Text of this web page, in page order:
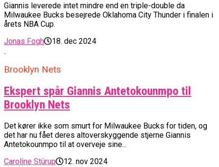
Giannis leverede intet mindre end en triple-double da
Milwaukee Bucks besejrede Oklahoma City Thunder i finalen i
årets NBA Cup.
Jonas Fogh
18. dec 2024
Brooklyn Nets
Ekspert spår Giannis Antetokounmpo til
Brooklyn Nets
Det kører ikke som smurt for Milwaukee Bucks for tiden, og
det har nu fået deres altoverskyggende stjerne Giannis
Antetokounmpo til at overveje sine...
Caroline Stürup
12. nov 2024